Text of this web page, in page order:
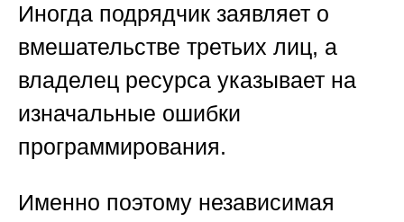
Иногда подрядчик заявляет о
вмешательстве третьих лиц, а
владелец ресурса указывает на
изначальные ошибки
программирования.
Именно поэтому независимая